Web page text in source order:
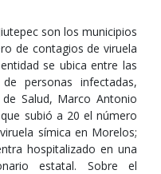
son los municipios
de contagios de viruela
se ubica entre las
personas infectadas,
Salud, Marco Antonio
subió a 20 el número
símica en Morelos;
hospitalizado en una
estatal. Sobre el